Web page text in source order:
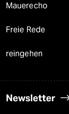
Mauerecho
Freie Rede
reingehen
Newsletter